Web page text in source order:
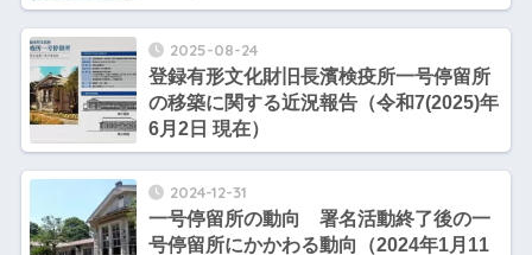
（株）」に決定｜横浜市長定例記者会見
（令和8年1月7日）
2025-08-24
登録有形文化財旧長濱検疫所一号停留所
の移築に関する近況報告（令和7(2025)年
6月2日 現在）
2024-12-31
一号停留所の動向 署名活動終了後の一
号停留所にかかわる動向（2024年1月11